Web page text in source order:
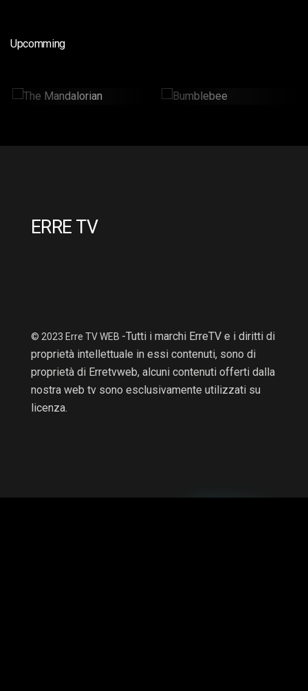
Upcomming
The Mandalorian Bumblebee
ERRE TV
© 2023 Erre TV WEB -Tutti i marchi ErreTV e i diritti di
proprietà intellettuale in essi contenuti, sono di
proprietà di Erretvweb, alcuni contenuti offerti dalla
nostra web tv sono esclusivamente utilizzati su
licenza.